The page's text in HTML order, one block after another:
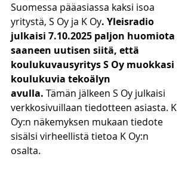
Suomessa pääasiassa kaksi isoa
yritystä, S Oy ja K Oy. Yleisradio
julkaisi 7.10.2025 paljon huomiota
saaneen uutisen siitä, että
koulukuvausyritys S Oy muokkasi
koulukuvia tekoälyn
avulla. Tämän jälkeen S Oy julkaisi
verkkosivuillaan tiedotteen asiasta. K
Oy:n näkemyksen mukaan tiedote
sisälsi virheellistä tietoa K Oy:n
osalta.